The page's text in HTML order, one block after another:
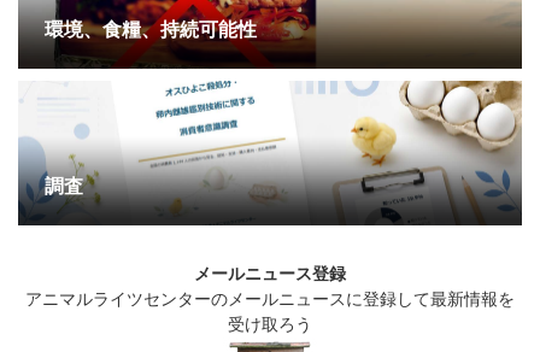
環境、食糧、持続可能性
調査
メールニュース登録
アニマルライツセンターのメールニュースに登録して最新情報を
受け取ろう